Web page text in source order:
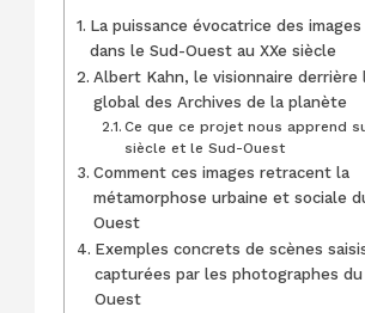
La puissance évocatrice des
dans le Sud-Ouest au XXe siècle
Albert Kahn, le visionnaire derrière
global des Archives de la planète
Ce que ce projet nous apprend
siècle et le Sud-Ouest
Comment ces images retracent la
métamorphose urbaine et sociale
Ouest
Exemples concrets de scènes
capturées par les photographes du
Ouest